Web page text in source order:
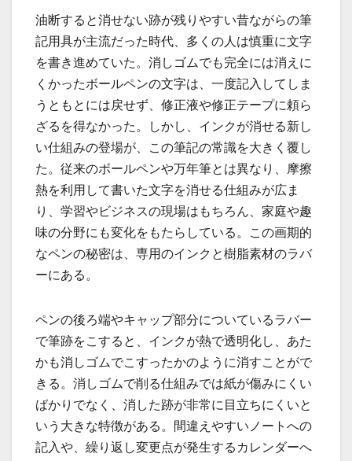
油断すると消せない跡が残りやすい昔ながらの筆
記用具が主流だった時代、多くの人は慎重に文字
を書き進めていた。 消しゴムでも完全には消えに
くかったボールペンの文字は、一度記入してしま
うともとには戻せず、修正液や修正テープに頼ら
ざるを得なかった。しかし、インクが消せる新し
い仕組みの登場が、この筆記の常識を大きく覆し
た。従来のボールペンや万年筆とは異なり、摩擦
熱を利用して書いた文字を消せる仕組みが広ま
り、学習やビジネスの現場はもちろん、家庭や趣
味の分野にも変化をもたらしている。この画期的
なペンの秘密は、専用のインクと樹脂素材のラバ
ーにある。
ペンの後ろ端やキャップ部分についているラバー
で筆跡をこすると、インクが熱で透明化し、あた
かも消しゴムでこすったかのように消すことがで
きる。消しゴムで削る仕組みでは紙が傷みにくい
ばかりでなく、消した跡が非常に目立ちにくいと
いう大きな特徴がある。間違えやすいノートへの
記入や、繰り返し変更点が発生するカレンダーへ